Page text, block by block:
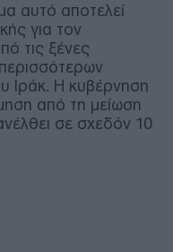
αυτό αποτελεί
για τον
τις ξένες
Ιράκ. Η κυβέρνηση
από τη μείωση
σε σχεδόν 10